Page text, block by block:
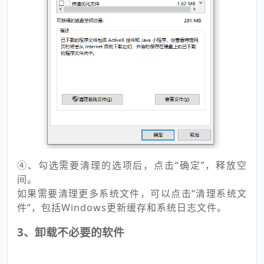
④、勾选需要清理的选项后，点击“确定”，释放空
间。
如果需要清理更多系统文件，可以点击“清理系统文
件”，包括Windows更新缓存和系统日志文件。
3、卸载不必要的软件